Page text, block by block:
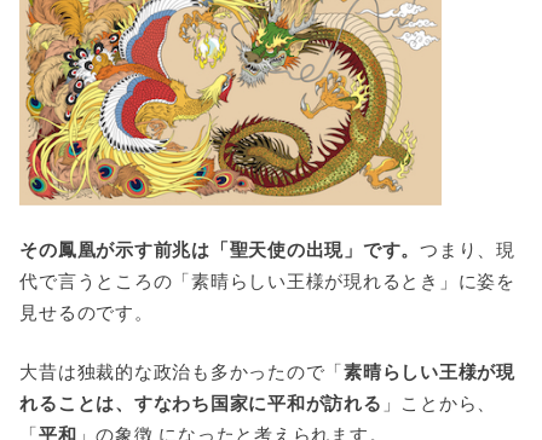
その鳳凰が示す前兆は「聖天使の出現」です。つまり、現
代で言うところの「素晴らしい王様が現れるとき」に姿を
見せるのです。
大昔は独裁的な政治も多かったので「素晴らしい王様が現
れることは、すなわち国家に平和が訪れる 」ことから、
「平和 」の象徴 になったと考えられます。